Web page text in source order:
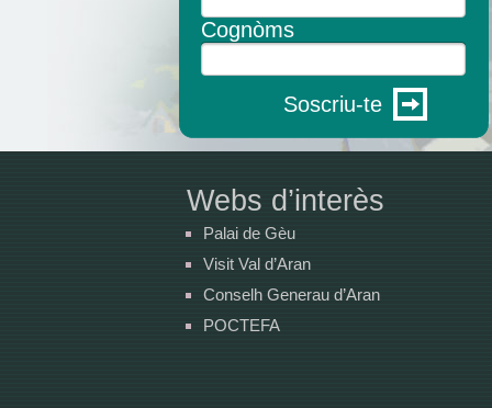
Cognòms
Soscriu-te
Webs d’interès
Palai de Gèu
Visit Val d’Aran
Conselh Generau d’Aran
POCTEFA